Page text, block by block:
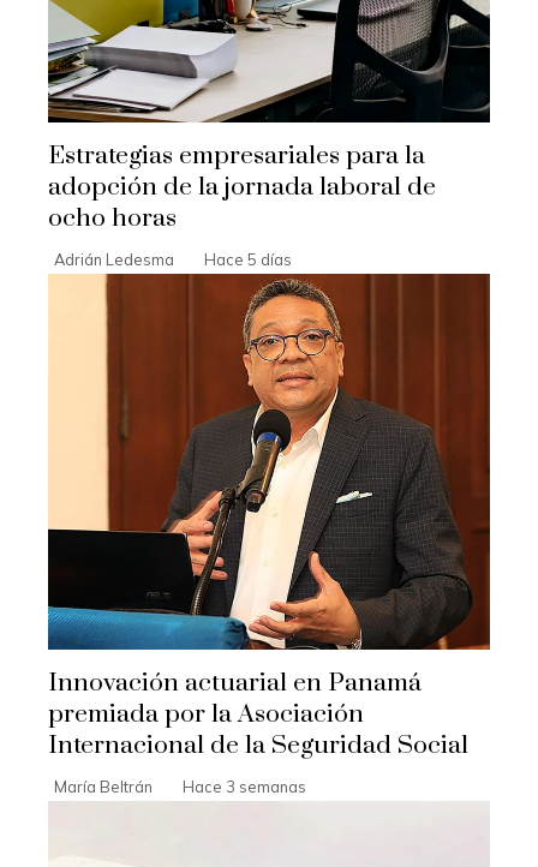
Estrategias empresariales para la
adopción de la jornada laboral de
ocho horas
Adrián Ledesma Hace 5 días
Innovación actuarial en Panamá
premiada por la Asociación
Internacional de la Seguridad Social
María Beltrán Hace 3 semanas